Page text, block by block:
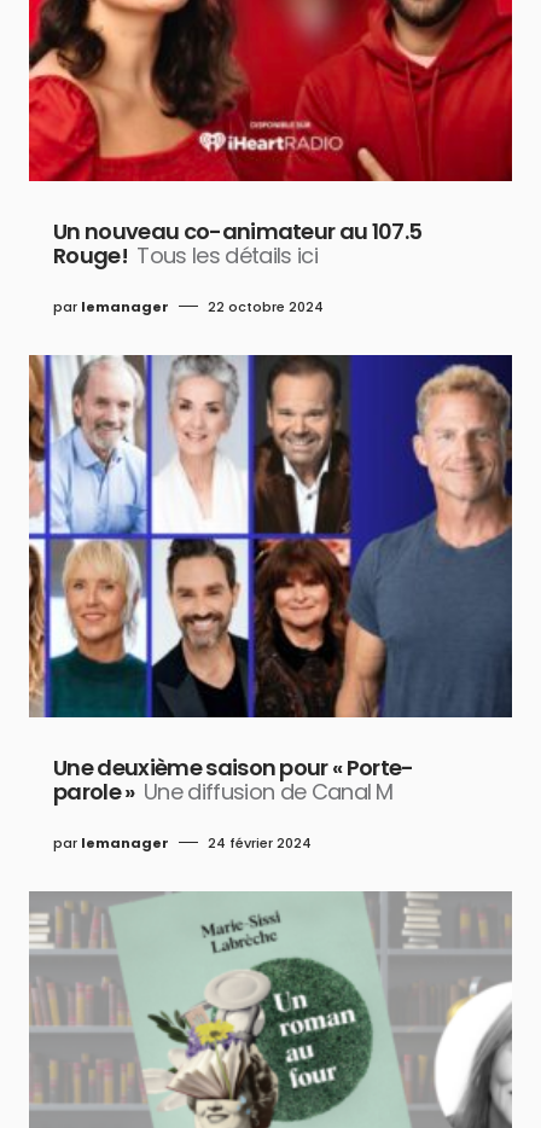
Un nouveau co-animateur au 107.5
Rouge! Tous les détails ici
par lemanager 22 octobre 2024
Une deuxième saison pour « Porte-
parole » Une diffusion de Canal M
par lemanager 24 février 2024